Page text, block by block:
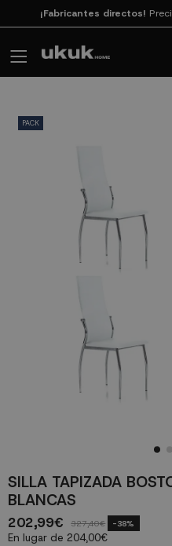
Paga en 3cuotas SIN
PACK
SILLA TAPIZADA
BLANCAS
202,99€ 327,40€ -38%
En lugar de 204,00€